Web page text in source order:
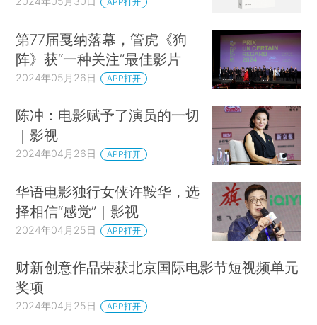
第77届戛纳落幕，管虎《狗
阵》获“一种关注”最佳影片
2024年05月26日 APP打开
陈冲：电影赋予了演员的一切
｜影视
2024年04月26日 APP打开
华语电影独行女侠许鞍华，选
择相信“感觉”｜影视
2024年04月25日 APP打开
财新创意作品荣获北京国际电影节短视频单元
奖项
2024年04月25日 APP打开